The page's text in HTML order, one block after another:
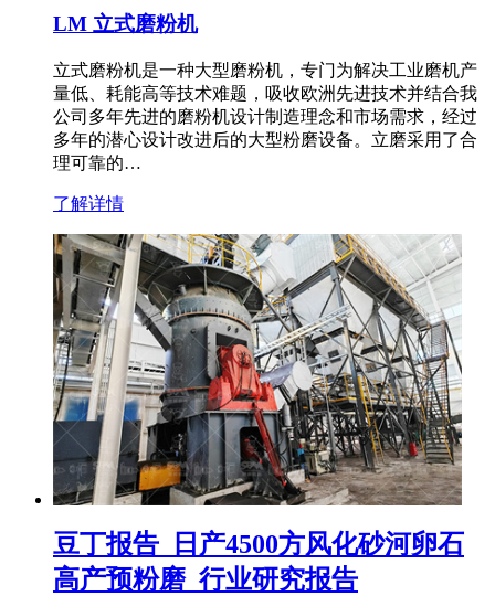
LM 立式磨粉机
立式磨粉机是一种大型磨粉机，专门为解决工业磨机产
量低、耗能高等技术难题，吸收欧洲先进技术并结合我
公司多年先进的磨粉机设计制造理念和市场需求，经过
多年的潜心设计改进后的大型粉磨设备。立磨采用了合
理可靠的…
了解详情
豆丁报告_日产4500方风化砂河卵石
高产预粉磨_行业研究报告